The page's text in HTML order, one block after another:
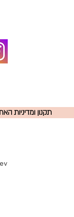
תקנון ומדיניות